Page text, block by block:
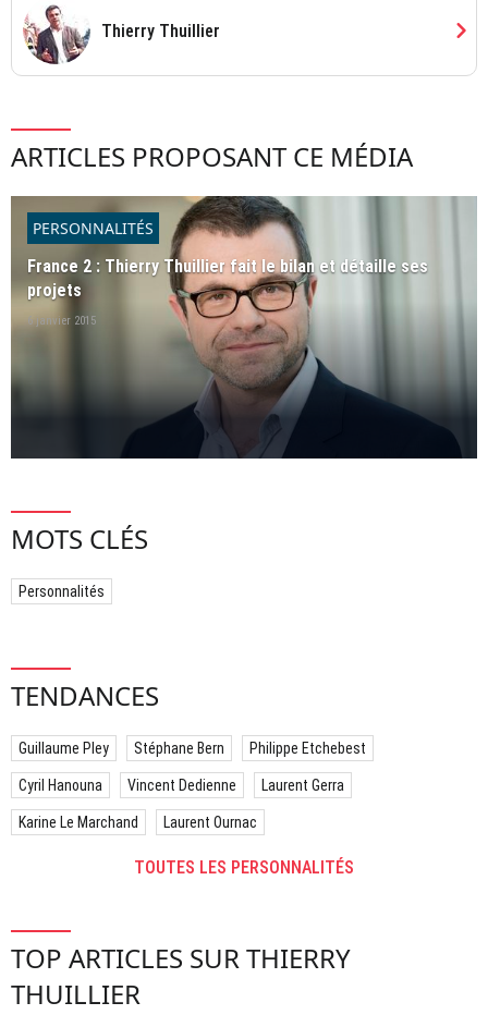
Thierry Thuillier chevron_right
ARTICLES PROPOSANT CE MÉDIA
PERSONNALITÉS
France 2 : Thierry Thuillier fait le bilan et détaille ses
projets
6 janvier 2015
MOTS CLÉS
Personnalités
TENDANCES
Guillaume Pley Stéphane Bern Philippe Etchebest
Cyril Hanouna Vincent Dedienne Laurent Gerra
Karine Le Marchand Laurent Ournac
TOUTES LES PERSONNALITÉS
TOP ARTICLES SUR THIERRY
THUILLIER